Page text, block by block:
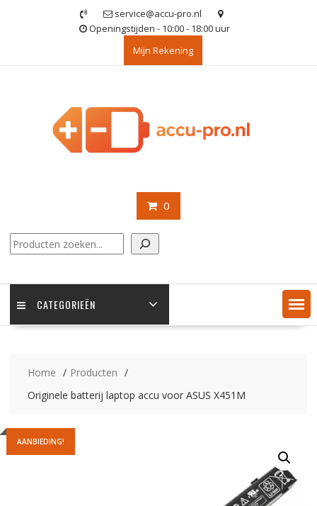
service@accu-pro.nl
Openingstijden - 10:00 - 18:00 uur
Mijn Rekening
0
Zoeken
CATEGORIEËN
Home
Producten
Originele batterij laptop accu voor ASUS X451M
AANBIEDING!